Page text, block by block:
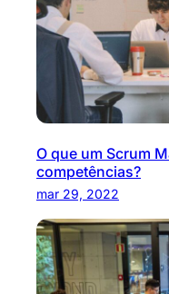
O que um Scrum
competências?
mar 29, 2022